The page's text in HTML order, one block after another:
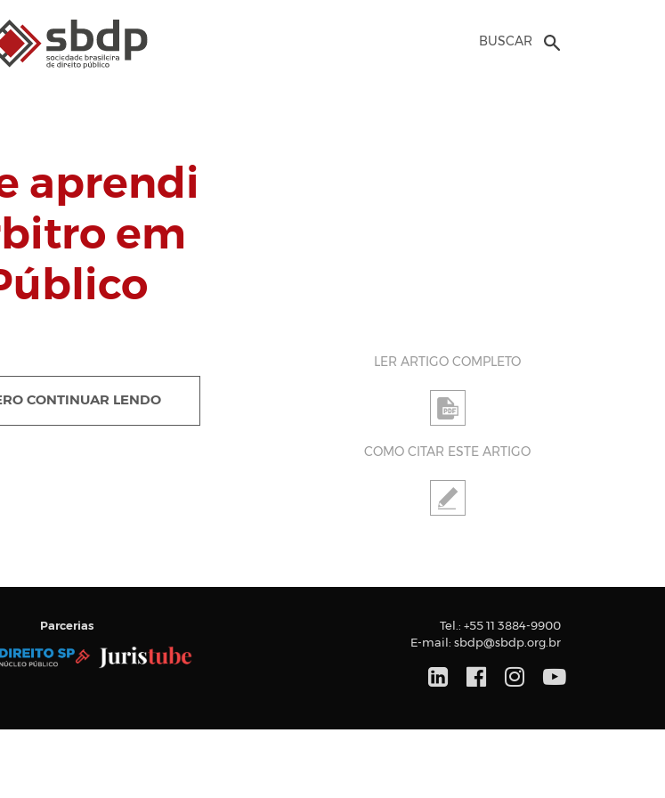
BUSCAR
aprendi
em
CONTINUAR LENDO
LER ARTIGO COMPLETO
COMO CITAR ESTE ARTIGO
Parcerias Tel.: +55 11 3884-9900
E-mail: sbdp@sbdp.org.br